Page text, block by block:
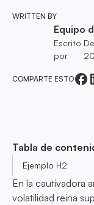
WRITTEN BY
Equipo
Escrito
por
COMPARTE ESTO
Tabla de
Ejemplo H2
En la cautivadora
volatilidad reina